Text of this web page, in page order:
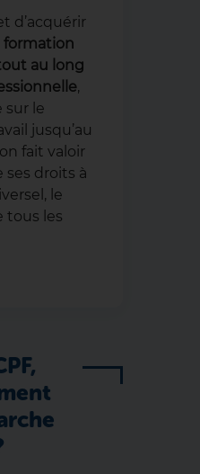
d’acquérir
formation
au long
,
sur le
jusqu’au
fait valoir
ses droits à
le
tous les